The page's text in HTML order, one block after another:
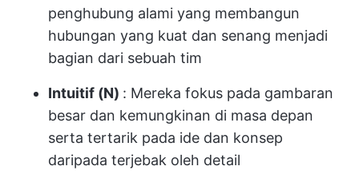
penghubung alami yang membangun
hubungan yang kuat dan senang menjadi
bagian dari sebuah tim
Intuitif (N) : Mereka fokus pada gambaran
besar dan kemungkinan di masa depan
serta tertarik pada ide dan konsep
daripada terjebak oleh detail